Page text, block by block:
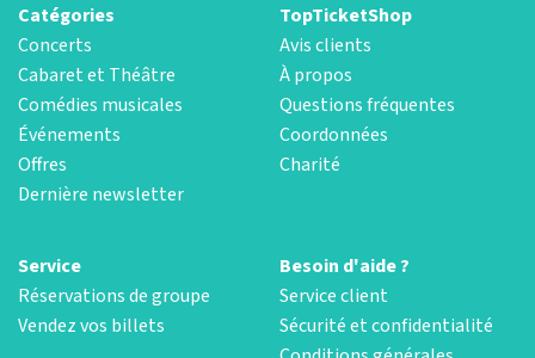
Catégories
Concerts
Cabaret et Théâtre
Comédies musicales
Événements
Offres
Dernière newsletter
TopTicketShop
Avis clients
À propos
Questions fréquentes
Coordonnées
Charité
Service
Réservations de groupe
Vendez vos billets
Besoin d'aide ?
Service client
Sécurité et confidentialité